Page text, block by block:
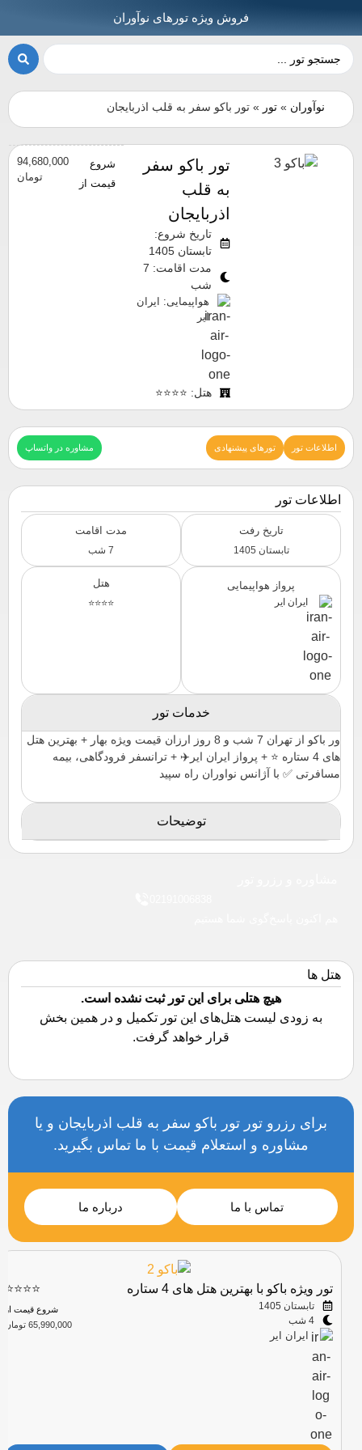
فروش ویژه تورهای نوآوران
نوآوران » تور » تور باکو سفر به قلب اذربایجان
تور باکو سفر
به قلب
اذربایجان
تاریخ شروع:
تابستان 1405
مدت اقامت: 7
شب
هواپیمایی: ایران
ایر
هتل: ⭐⭐⭐⭐
شروع
قیمت از
94,680,000
تومان
اطلاعات تور تورهای پیشنهادی مشاوره در واتساپ
اطلاعات تور
تاریخ رفت
تابستان 1405
مدت اقامت
7 شب
پرواز هواپیمایی
ایران ایر
هتل
⭐⭐⭐⭐
خدمات تور
ور باکو از تهران 7 شب و 8 روز ارزان قیمت ویژه بهار + بهترین هتل
های 4 ستاره ⭐️ + پرواز ایران ایر✈️ + ترانسفر فرودگاهی، بیمه
مسافرتی ✅ با آژانس نواوران راه سپید
توضیحات
هتل ها
هیچ هتلی برای این تور ثبت نشده است.
به زودی لیست هتل‌های این تور تکمیل و در همین بخش
قرار خواهد گرفت.
تماس با ما درباره ما
برای رزرو تور تور باکو سفر به قلب اذربایجان و یا
مشاوره و استعلام قیمت با ما تماس بگیرید.
تور ویژه باکو با بهترین هتل های 4 ستاره ⭐⭐⭐⭐
تابستان 1405
4 شب
ایران ایر
شروع قیمت از
65,990,000 تومان